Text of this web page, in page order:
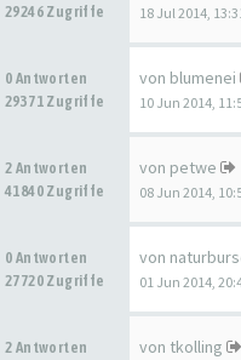
29246 Zugriffe
18 Jul 2014,
0 Antworten
29371 Zugriffe
von blumenei
10 Jun 2014,
2 Antworten
41840 Zugriffe
von petwe
08 Jun 2014,
0 Antworten
27720 Zugriffe
von
01 Jun 2014,
2 Antworten
von tkolling